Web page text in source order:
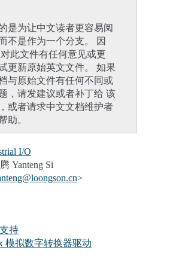
是为让中文读者更容易阅
不是作为一个分支。 因
此文件有任何意见或更
更新原始英文文件。 如果
与原始文件有任何不同或
，请发建议或者补丁给 该
或者请求中文文档维护者
助。
I/O
Yanteng Si
@loongson.cn>
持
模拟数字转换器驱动